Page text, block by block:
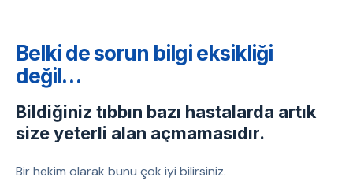
Belki de sorun bilgi eksikliği
değil…
Bildiğiniz tıbbın bazı hastalarda artık
size yeterli alan açmamasıdır.
Bir hekim olarak bunu çok iyi bilirsiniz.